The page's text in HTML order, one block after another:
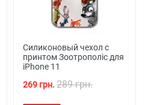
Силиконовый чехол с
принтом Зоотрополіс для
iPhone 11
269 грн. 289 грн.